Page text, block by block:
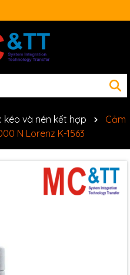
kéo và nén kết hợp
Cảm
N Lorenz K-1563